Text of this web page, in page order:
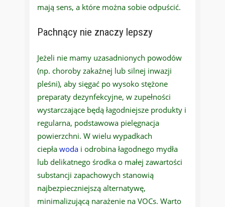
mają sens, a które można sobie odpuścić.
Pachnący nie znaczy lepszy
Jeżeli nie mamy uzasadnionych powodów
(np. choroby zakaźnej lub silnej inwazji
pleśni), aby sięgać po wysoko stężone
preparaty dezynfekcyjne, w zupełności
wystarczające będą łagodniejsze produkty i
regularna, podstawowa pielęgnacja
powierzchni. W wielu wypadkach
ciepła woda i odrobina łagodnego mydła
lub delikatnego środka o małej zawartości
substancji zapachowych stanowią
najbezpieczniejszą alternatywę,
minimalizującą narażenie na VOCs. Warto